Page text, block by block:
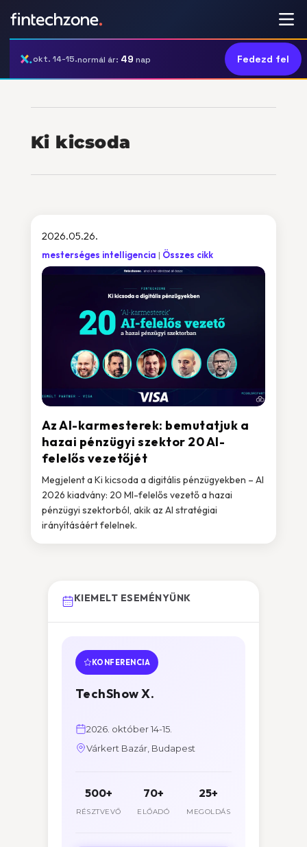
okt. 14-15.normál ár: 49 nap Fedezd fel
Ki kicsoda
Az AI-karmesterek: bemutatjuk a
hazai pénzügyi szektor 20 AI-
felelős vezetőjét
2026.05.26.
mesterséges intelligencia Összes cikk
Megjelent a Ki kicsoda a digitális pénzügyekben – AI
2026 kiadvány: 20 MI-felelős vezető a hazai
pénzügyi szektorból, akik az AI stratégiai
irányításáért felelnek.
KIEMELT ESEMÉNYÜNK
KONFERENCIA
TechShow X.
2026. október 14-15.
Várkert Bazár, Budapest
500+
RÉSZTVEVŐ
70+
ELŐADÓ
25+
MEGOLDÁS